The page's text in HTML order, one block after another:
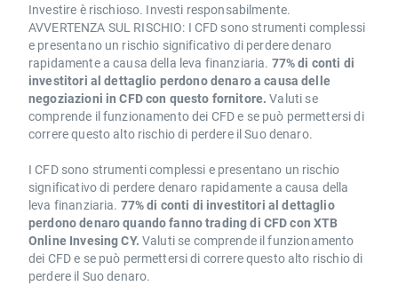
Investire è rischioso. Investi responsabilmente.
AVVERTENZA SUL RISCHIO: I CFD sono strumenti complessi
e presentano un rischio significativo di perdere denaro
rapidamente a causa della leva finanziaria. 77% di conti di
investitori al dettaglio perdono denaro a causa delle
negoziazioni in CFD con questo fornitore. Valuti se
comprende il funzionamento dei CFD e se può permettersi di
correre questo alto rischio di perdere il Suo denaro.
I CFD sono strumenti complessi e presentano un rischio
significativo di perdere denaro rapidamente a causa della
leva finanziaria. 77% di conti di investitori al dettaglio
perdono denaro quando fanno trading di CFD con XTB
Online Invesing CY. Valuti se comprende il funzionamento
dei CFD e se può permettersi di correre questo alto rischio di
perdere il Suo denaro.